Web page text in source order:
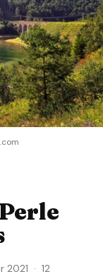
2021 · 12